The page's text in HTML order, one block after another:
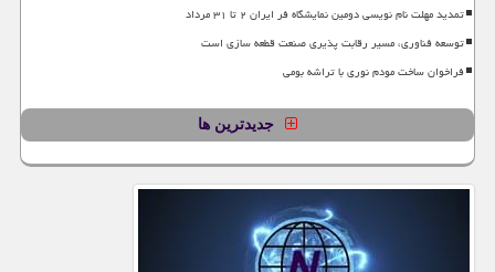
تمدید مهلت نام نویسی دومین نمایشگاه فر ایران ۲ تا ۳۱ مرداد
توسعه فناوری، مسیر رقابت پذیری صنعت قطعه سازی است
فراخوان ساخت مودم نوری با تراشه بومی
جدیدترین ها